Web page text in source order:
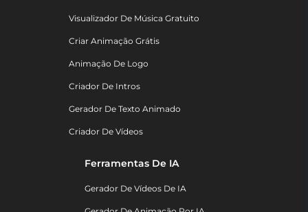
Visualizador De Música Gratuito
Criar Animação Grátis
Animação De Logo
Criador De Intros
Gerador De Texto Animado
Criador De Vídeos
Ferramentas De IA
Gerador De Vídeos De IA